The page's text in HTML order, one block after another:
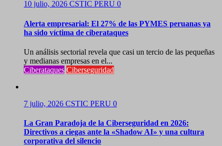
10 julio, 2026 CSTIC PERU 0
Alerta empresarial: El 27% de las PYMES peruanas ya
ha sido víctima de ciberataques
Un análisis sectorial revela que casi un tercio de las pequeñas
y medianas empresas en el...
Ciberataques Ciberseguridad
7 julio, 2026 CSTIC PERU 0
La Gran Paradoja de la Ciberseguridad en 2026:
Directivos a ciegas ante la «Shadow AI» y una cultura
corporativa del silencio